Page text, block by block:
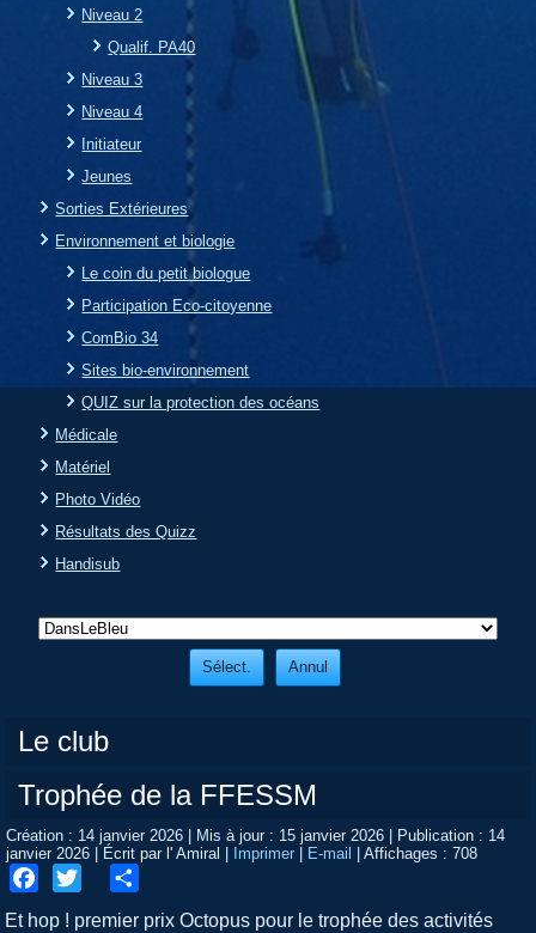
Niveau 2
Qualif. PA40
Niveau 3
Niveau 4
Initiateur
Jeunes
Sorties Extérieures
Environnement et biologie
Le coin du petit biologue
Participation Eco-citoyenne
ComBio 34
Sites bio-environnement
QUIZ sur la protection des océans
Médicale
Matériel
Photo Vidéo
Résultats des Quizz
Handisub
Le club
Trophée de la FFESSM
Création : 14 janvier 2026 | Mis à jour : 15 janvier 2026 | Publication : 14
janvier 2026 | Écrit par l' Amiral | Imprimer | E-mail |Affichages : 708
Et hop ! premier prix Octopus pour le trophée des activités